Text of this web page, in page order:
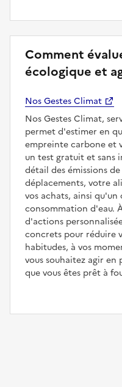
Comment
écologique et
Nos Gestes Climat
Nos Gestes Climat,
permet d'estimer en
empreinte carbone et
un test gratuit et sans
détail des émissions
déplacements, votre
vos achats, ainsi
consommation d'eau.
d'actions
concrets pour réduire
habitudes, à vos
vous souhaitez agir
que vous êtes prêt à